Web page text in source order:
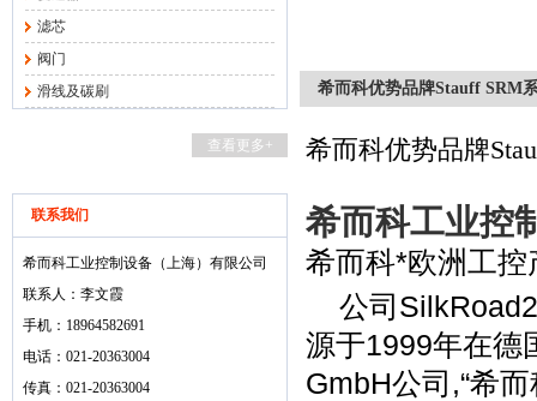
滤芯
阀门
滑线及碳刷
查看更多+
联系我们
希而科工业控制设备（上海）有限公司
联系人：李文霞
手机：18964582691
电话：021-20363004
传真：021-20363004
希而科优势品牌Stauff SRM
希而科优势品牌
希而科工业控
希而科*欧洲工控
公司
源于1999年在德
GmbH公司 ,“希而